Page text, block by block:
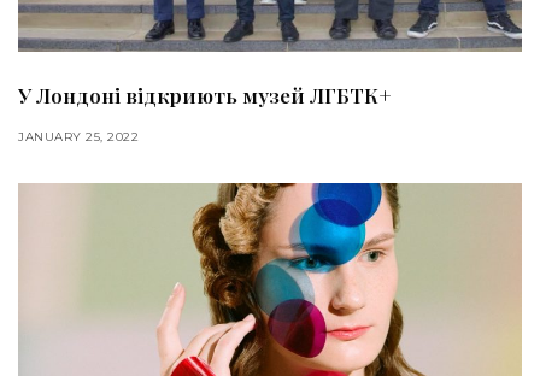
У Лондоні відкриють музей ЛГБТК+
JANUARY 25, 2022